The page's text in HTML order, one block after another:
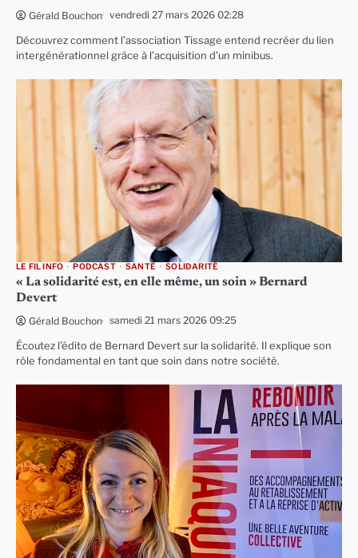
Gérald Bouchon vendredi 27 mars 2026 02:28
Découvrez comment l’association Tissage entend recréer du lien
intergénérationnel grâce à l’acquisition d’un minibus.
LE FIL INFO PODCAST SANTÉ SOLIDARITÉ
« La solidarité est, en elle même, un soin » Bernard
Devert
Gérald Bouchon samedi 21 mars 2026 09:25
Écoutez l’édito de Bernard Devert sur la solidarité. Il explique son
rôle fondamental en tant que soin dans notre société.